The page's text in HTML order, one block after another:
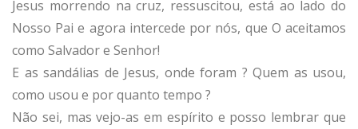
Jesus morrendo na cruz, ressuscitou, está ao lado do
Nosso Pai e agora intercede por nós, que O aceitamos
como Salvador e Senhor!
E as sandálias de Jesus, onde foram ? Quem as usou,
como usou e por quanto tempo ?
Não sei, mas vejo-as em espírito e posso lembrar que